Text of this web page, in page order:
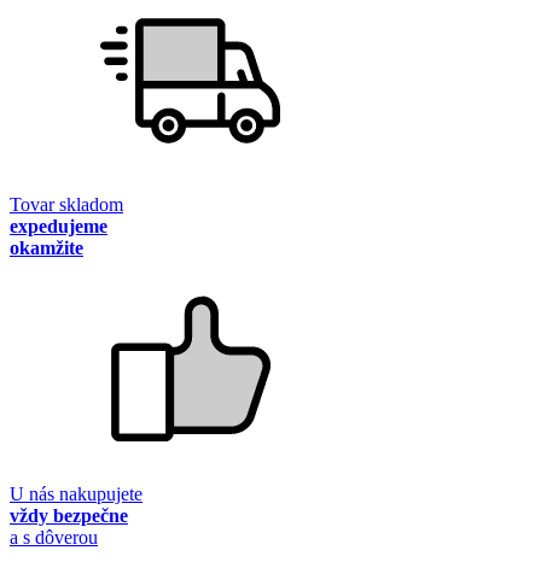
Tovar skladom
expedujeme
okamžite
U nás nakupujete
vždy bezpečne
a s dôverou